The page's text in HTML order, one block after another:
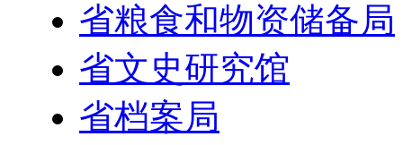
省粮食和物资储备局
省文史研究馆
省档案局